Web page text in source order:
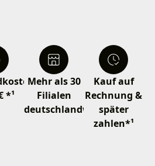
*¹
Mehr als 30
Filialen
deutschlandweit
Kauf auf
Rechnung &
später
zahlen*¹